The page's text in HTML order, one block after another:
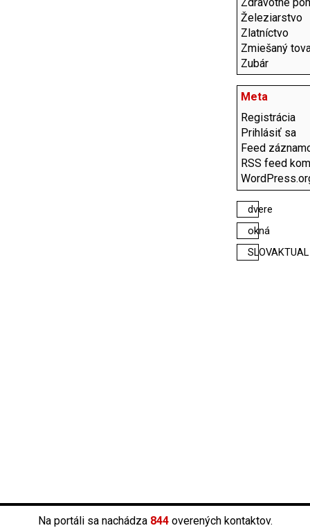
Železiarstvo
Zlatníctvo
Zmiešaný
Zubár
Meta
Registrácia
Prihlásiť sa
Feed
RSS feed
dvere
okná
SLOVAKTUAL
Na portáli sa nachádza 844overených kontaktov.